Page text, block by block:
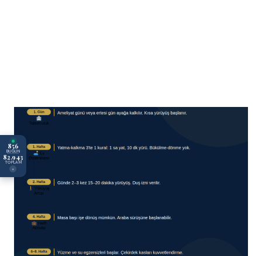
856
BUGÜN
82.943
TOPLAM
×